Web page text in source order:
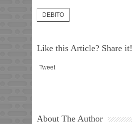
DEBITO
Like this Article? Share it!
Tweet
About The Author